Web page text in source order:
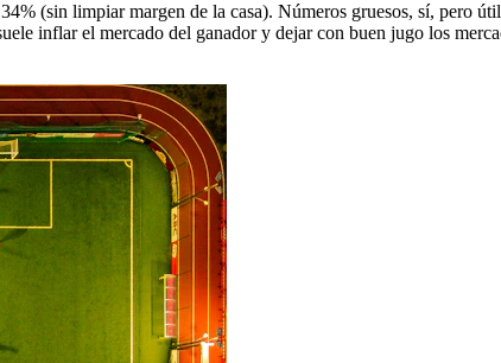
(sin limpiar margen de la casa). Números gruesos, sí, pero
inflar el mercado del ganador y dejar con buen jugo los